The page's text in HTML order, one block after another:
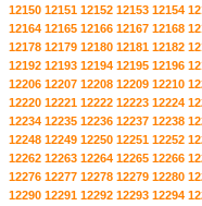
12150 12151 12152 12153 12154
12164 12165 12166 12167 12168
12178 12179 12180 12181 12182
12192 12193 12194 12195 12196
12206 12207 12208 12209 12210
12220 12221 12222 12223 12224
12234 12235 12236 12237 12238
12248 12249 12250 12251 12252
12262 12263 12264 12265 12266
12276 12277 12278 12279 12280
12290 12291 12292 12293 12294